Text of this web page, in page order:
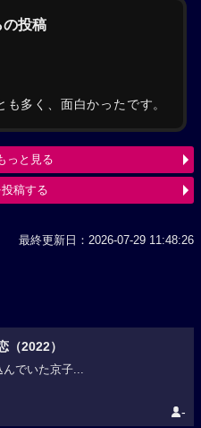
の投稿
多く、面白かったです。
っと見る
稿する
最終更新日：2026-07-29 11:48:26
（2022）
でいた京子...
-